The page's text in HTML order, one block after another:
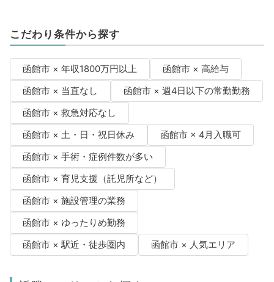
こだわり条件から探す
函館市 × 年収1800万円以上
函館市 × 高給与
函館市 × 当直なし
函館市 × 週4日以下の常勤勤務
函館市 × 救急対応なし
函館市 × 土・日・祝日休み
函館市 × 4月入職可
函館市 × 手術・症例件数が多い
函館市 × 育児支援（託児所など）
函館市 × 施設管理の業務
函館市 × ゆったりめ勤務
函館市 × 駅近・徒歩圏内
函館市 × 人気エリア